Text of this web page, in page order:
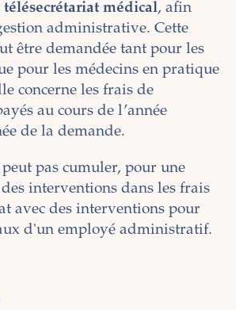
télésecrétariat médical, afin
administrative. Cette
être demandée tant pour les
pour les médecins en pratique
concerne les frais de
au cours de l’année
de la demande.
pas cumuler, pour une
interventions dans les frais
avec des interventions pour
d'un employé administratif.